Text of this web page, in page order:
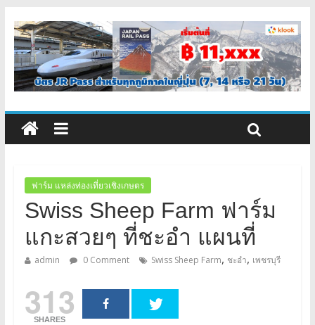
ฟาร์ม แหล่งท่องเที่ยวเชิงเกษตร
Swiss Sheep Farm ฟาร์ม
แกะสวยๆ ที่ชะอำ แผนที่
admin 0 Comment Swiss Sheep Farm, ชะอำ, เพชรบุรี
313
SHARES